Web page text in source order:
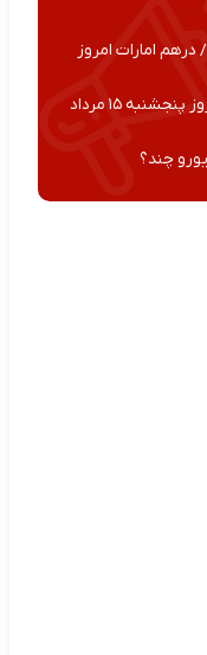
قیمت درهم امروز جمعه ۱۶ مرداد ۱۴۰۵/ درهم امارات امروز
قیمت جدید دلار، یورو و سایر ارزها امروز پنجشنبه ۱۵ مرداد